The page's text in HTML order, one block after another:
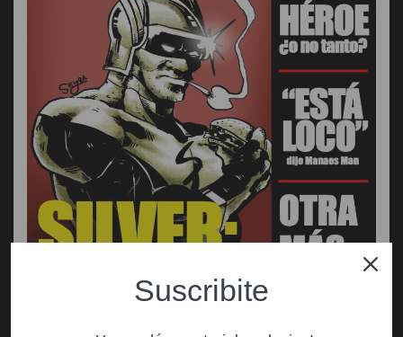
Suscribite